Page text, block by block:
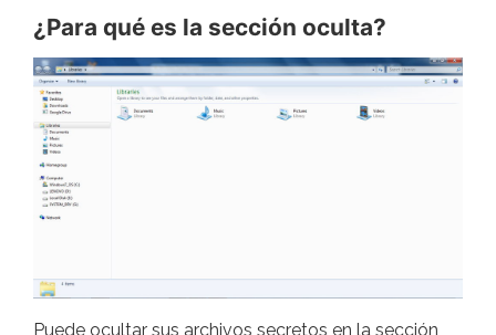
¿Para qué es la sección oculta?
Puede ocultar sus archivos secretos en la sección